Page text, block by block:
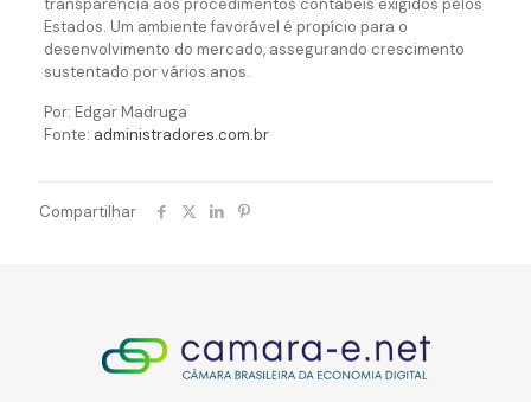
transparência aos procedimentos contábeis exigidos pelos
Estados. Um ambiente favorável é propício para o
desenvolvimento do mercado, assegurando crescimento
sustentado por vários anos.
Por: Edgar Madruga
Fonte: administradores.com.br
Compartilhar